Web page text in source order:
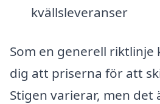
kvällsleveranser
Som en generell riktlinje
dig att priserna för att
Stigen varierar, men det